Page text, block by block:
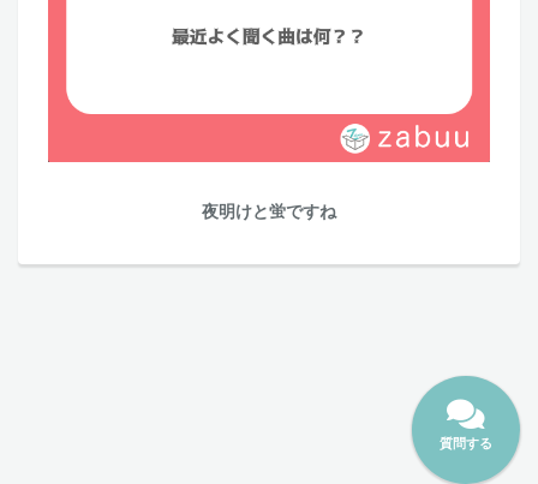
夜明けと蛍ですね
質問する